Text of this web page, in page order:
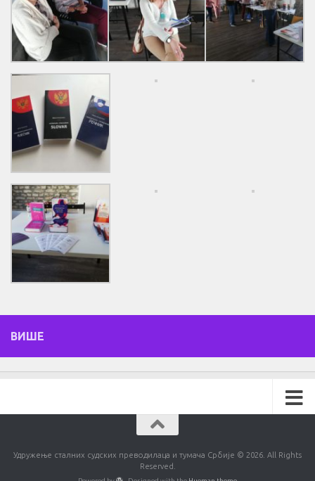
ВИШЕ
Удружење сталних судских преводилаца и тумача Србије © 2026. All Rights
Reserved.